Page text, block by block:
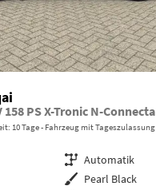
10 Tage Fahrzeug mit Tageszulassung
Getriebe Automatik
Außenfarbe Pearl Black